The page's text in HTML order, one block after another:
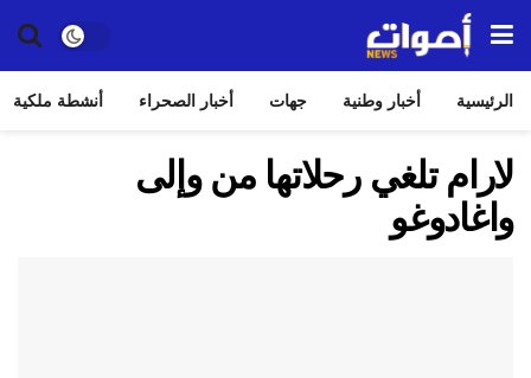
الرئيسية أخبار وطنية جهات أخبار الصحراء أنشطة ملكية
لارام تلغي رحلاتها من وإلى
واغادوغو